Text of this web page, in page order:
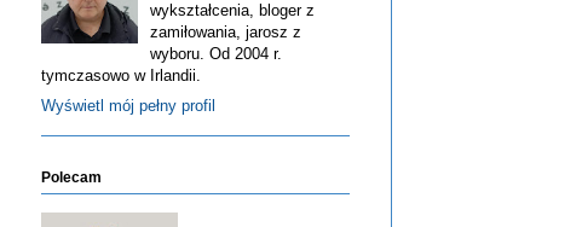
wykształcenia, bloger z
zamiłowania, jarosz z
wyboru. Od 2004 r.
tymczasowo w Irlandii.
Wyświetl mój pełny profil
Polecam